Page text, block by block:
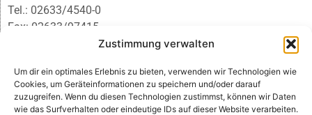
Zustimmung verwalten
Um dir ein optimales Erlebnis zu bieten, verwenden wir Technologien wie
Cookies, um Geräteinformationen zu speichern und/oder darauf
zuzugreifen. Wenn du diesen Technologien zustimmst, können wir Daten
wie das Surfverhalten oder eindeutige IDs auf dieser Website verarbeiten.
Tel.: 02633/4540-0
Fax: 02633/97415
infobb@blmedien.de